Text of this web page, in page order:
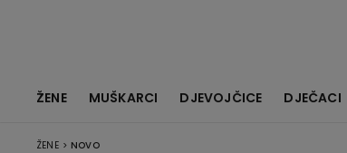
ŽENE MUŠKARCI DJEVOJČICE DJEČACI
ŽENE > NOVO